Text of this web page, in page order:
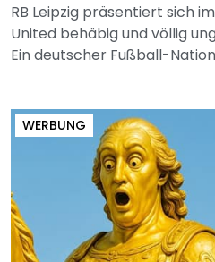
RB Leipzig präsentiert sich
United behäbig und völlig
Ein deutscher Fußball-
WERBUNG